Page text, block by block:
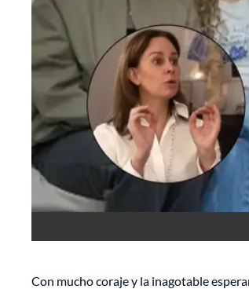
Con mucho coraje y la inagotable